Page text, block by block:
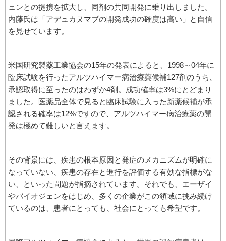
ェンとの提携を拡大し、同剤の共同開発に乗り出しました。
内藤氏は「アデュカヌマブの開発成功の確度は高い」と自信
を見せています。
米国研究製薬工業協会の15年の発表によると、1998～04年に
臨床試験を行ったアルツハイマー病治療薬候補127剤のうち、
承認取得に至ったのはわずか4剤。成功確率は3%にとどまり
ました。医薬品全体で見ると臨床試験に入った新薬候補が承
認される確率は12%ですので、アルツハイマー病治療薬の開
発は極めて難しいと言えます。
その背景には、疾患の根本原因と発症のメカニズムが明確に
なっていない、疾患の存在と進行を評価する有効な指標がな
い、といった問題が指摘されています。それでも、エーザイ
やバイオジェンをはじめ、多くの企業がこの領域に挑み続け
ているのは、患者にとっても、社会にとっても希望です。